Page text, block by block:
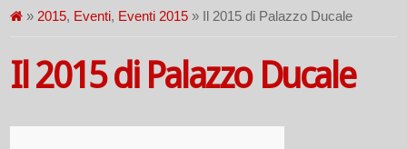
» 2015, Eventi, Eventi 2015 » Il 2015 di Palazzo Ducale
Il 2015 di Palazzo Ducale